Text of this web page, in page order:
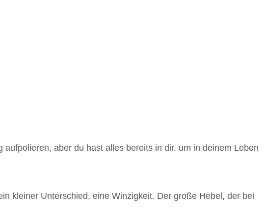
aber du hast alles bereits in dir, um in deinem Leben
kleiner Unterschied, eine Winzigkeit. Der große Hebel, der bei